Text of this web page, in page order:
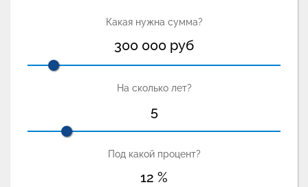
Какая нужна сумма?
300 000 руб
На сколько лет?
5
Под какой процент?
12 %